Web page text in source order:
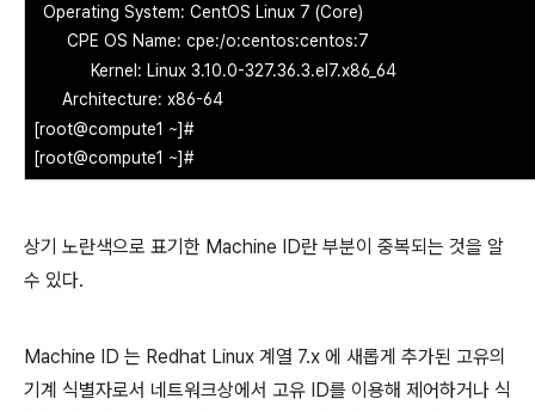
Operating System: CentOS Linux 7 (Core)
CPE OS Name: cpe:/o:centos:centos:7
Kernel: Linux 3.10.0-327.36.3.el7.x86_64
Architecture: x86-64
[root@compute1 ~]#
[root@compute1 ~]#
상기 노란색으로 표기한 Machine ID란 부분이 중복되는 것을 알
수 있다.
Machine ID 는 Redhat Linux 계열 7.x 에 새롭게 추가된 고유의
기계 식별자로서 네트워크상에서 고유 ID를 이용해 제어하거나 식